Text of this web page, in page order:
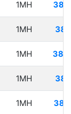
1MH
1MH
1MH
1MH
1MH